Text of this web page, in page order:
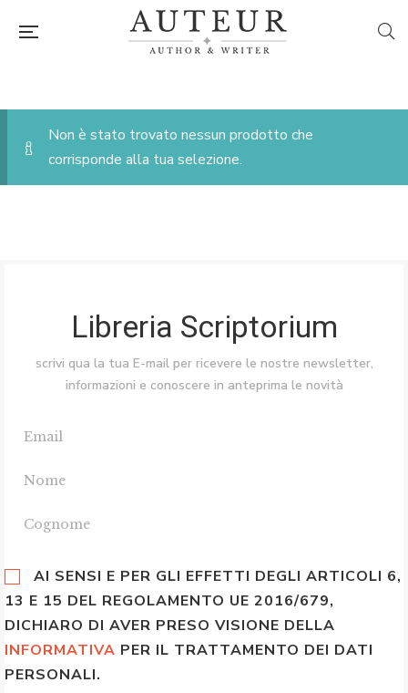
Non è stato trovato nessun prodotto che
corrisponde alla tua selezione.
Libreria Scriptorium
scrivi qua la tua E-mail per ricevere le nostre newsletter,
informazioni e conoscere in anteprima le novità
AI SENSI E PER GLI EFFETTI DEGLI ARTICOLI 6,
13 E 15 DEL REGOLAMENTO UE 2016/679,
DICHIARO DI AVER PRESO VISIONE DELLA
INFORMATIVA PER IL TRATTAMENTO DEI DATI
PERSONALI.